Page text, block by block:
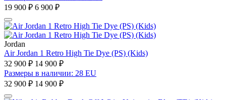
19 900 ₽ 6 900 ₽
Jordan
Air Jordan 1 Retro High Tie Dye (PS) (Kids)
32 900 ₽ 14 900 ₽
Размеры в наличии: 28 EU
32 900 ₽ 14 900 ₽